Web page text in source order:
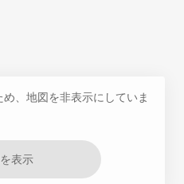
、地図を非表示にしていま
表示